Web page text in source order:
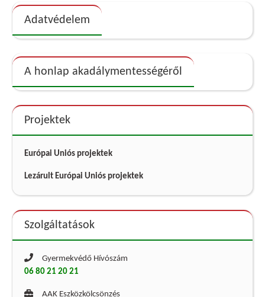
Adatvédelem
A honlap akadálymentességéről
Projektek
Európai Uniós projektek
Lezárult Európai Uniós projektek
Szolgáltatások
Gyermekvédő Hívószám
06 80 21 20 21
AAK Eszközkölcsönzés